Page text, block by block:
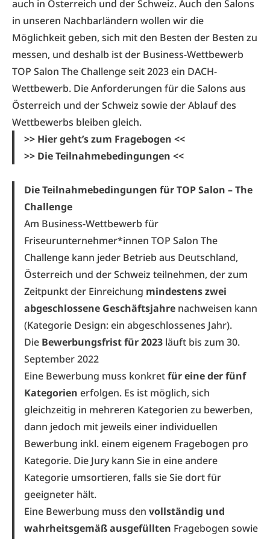
auch in Österreich und der Schweiz. Auch den Salons
in unseren Nachbarländern wollen wir die
Möglichkeit geben, sich mit den Besten der Besten zu
messen, und deshalb ist der Business-Wettbewerb
TOP Salon The Challenge seit 2023 ein DACH-
Wettbewerb. Die Anforderungen für die Salons aus
Österreich und der Schweiz sowie der Ablauf des
Wettbewerbs bleiben gleich.
>> Hier geht’s zum Fragebogen <<
>> Die Teilnahmebedingungen <<
Die Teilnahmebedingungen für TOP Salon – The
Challenge
Am Business-Wettbewerb für
Friseurunternehmer*innen TOP Salon The
Challenge kann jeder Betrieb aus Deutschland,
Österreich und der Schweiz teilnehmen, der zum
Zeitpunkt der Einreichung mindestens zwei
abgeschlossene Geschäftsjahre nachweisen kann
(Kategorie Design: ein abgeschlossenes Jahr).
Die Bewerbungsfrist für 2023 läuft bis zum 30.
September 2022
Eine Bewerbung muss konkretfür eine der fünf
Kategorien erfolgen. Es ist möglich, sich
gleichzeitig in mehreren Kategorien zu bewerben,
dann jedoch mit jeweils einer individuellen
Bewerbung inkl. einem eigenem Fragebogen pro
Kategorie. Die Jury kann Sie in eine andere
Kategorie umsortieren, falls sie Sie dort für
geeigneter hält.
Eine Bewerbung muss den vollständig und
wahrheitsgemäß ausgefüllten Fragebogen sowie